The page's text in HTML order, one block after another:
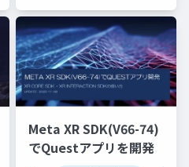
Meta XR SDK(V66-74)
でQuestアプリを開発